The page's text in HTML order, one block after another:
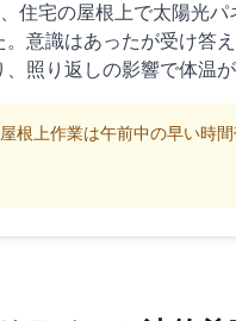
住宅の屋根上で太陽光
。意識はあったが受け答
、照り返しの影響で体温
屋根上作業は午前中の早い時